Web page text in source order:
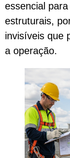
essencial
estruturais,
invisíveis que
a operação.